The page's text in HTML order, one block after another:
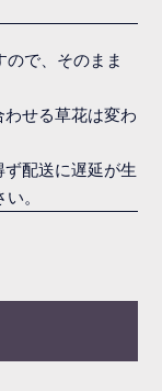
で、そのまま
せる草花は変わ
配送に遅延が生
。